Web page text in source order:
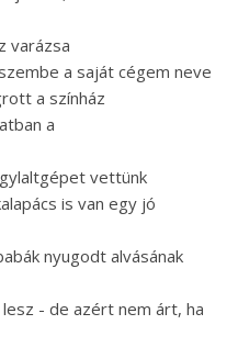
varázsa
a saját cégem neve
a színház
a
vettünk
is van egy jó
nyugodt alvásának
- de azért nem árt, ha